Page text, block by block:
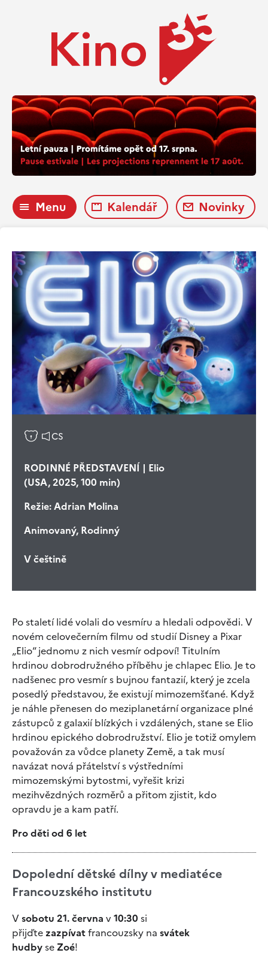
Menu Kalendář Novinky
CS
RODINNÉ PŘEDSTAVENÍ | Elio
(USA, 2025, 100 min)
Režie:Adrian Molina
Animovaný, Rodinný
V češtině
Po staletí lidé volali do vesmíru a hledali odpovědi. V
novém celovečerním filmu od studií Disney a Pixar
„Elio“ jednomu z nich vesmír odpoví! Titulním
hrdinou dobrodružného příběhu je chlapec Elio. Je to
nadšenec pro vesmír s bujnou fantazií, který je zcela
posedlý představou, že existují mimozemšťané. Když
je náhle přenesen do meziplanetární organizace plné
zástupců z galaxií blízkých i vzdálených, stane se Elio
hrdinou epického dobrodružství. Elio je totiž omylem
považován za vůdce planety Země, a tak musí
navázat nová přátelství s výstředními
mimozemskými bytostmi, vyřešit krizi
mezihvězdných rozměrů a přitom zjistit, kdo
opravdu je a kam patří.
Pro děti od 6 let
Dopolední dětské dílny v mediatéce
Francouzského institutu
Vsobotu 21. června v10:30 si
přijďtezazpívatfrancouzsky na svátek
hudbyse Zoé!